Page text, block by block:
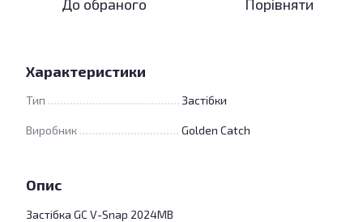
До обраного Порівняти
Характеристики
Тип Застібки
Виробник Golden Catch
Опис
Застібка GC V-Snap 2024MB